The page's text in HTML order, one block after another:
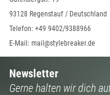
93128 Regenstauf / Deutschland
Telefon: +49 9402/9388966
E-Mail: mail@stylebreaker.de
Newsletter
Gerne halten wir dich